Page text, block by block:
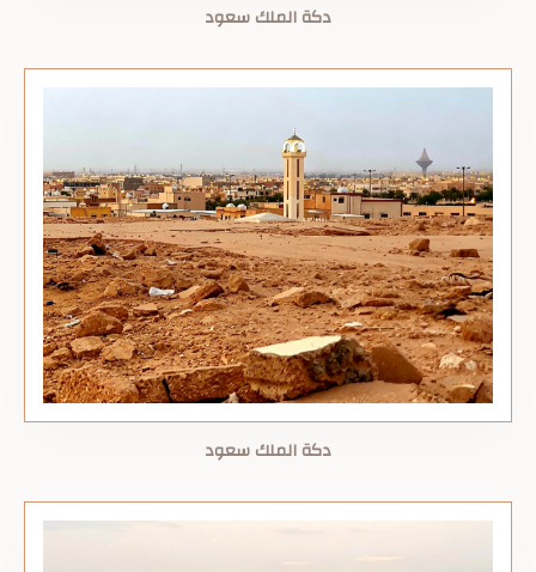
دكة الملك سعود
دكة الملك سعود